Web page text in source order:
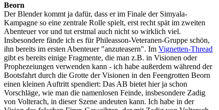
Beorn
Der Blender kommt ja dafür, dass er im Finale der Simyala-
Kampagne so eine zentrale Rolle spielt, erst recht spät im zweiten
Abenteuer vor und tut erstmal auch nicht so wirklich viel.
Insbesondere fände ich es für Phileasson-Veteranen-Gruppe schön,
ihn bereits im ersten Abenteuer "anzuteasern". Im Vignetten-Thread
gibt es bereits einige Fragmente, die man z.B. in Visionen oder
Prophezeiungen verwenden kann - ich habe außerdem während der
Bootsfahrt durch die Grotte der Visionen in den Feengrotten Beorn
einen kleinen Auftritt spendiert: Das AB bietet hier ja schon
Vorschläge, wie man die namenlosen Feinde, insbesondere Zadig
von Volterach, in dieser Szene andeuten kann. Ich habe in der